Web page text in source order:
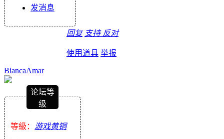
发消息
回复 支持 反对
使用道具 举报
BiancaAmar
论坛等
级
等級： 游戏黄铜